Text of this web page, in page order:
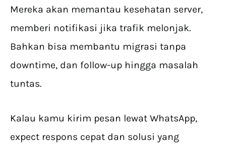
Mereka akan memantau kesehatan server,
memberi notifikasi jika trafik melonjak.
Bahkan bisa membantu migrasi tanpa
downtime, dan follow-up hingga masalah
tuntas.
Kalau kamu kirim pesan lewat WhatsApp,
expect respons cepat dan solusi yang